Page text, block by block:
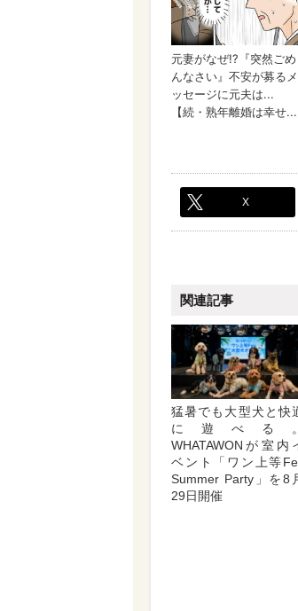
X
関連記事
猛暑でも大型犬と快
に遊べる。
WHATAWONが室内
ベント「ワン上等
Summer Party」を8
29日開催